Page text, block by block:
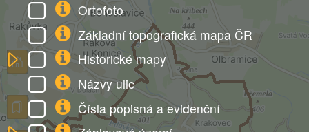
Ortofoto
Základní topografická mapa ČR
Historické mapy
Názvy ulic
Čísla popisná a evidenční